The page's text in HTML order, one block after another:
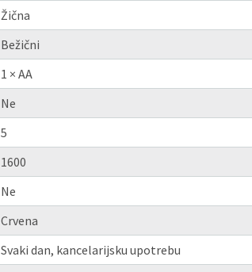
Žična
Bežični
1 × AA
Ne
5
1600
Ne
Crvena
Svaki dan, kancelarijsku upotrebu